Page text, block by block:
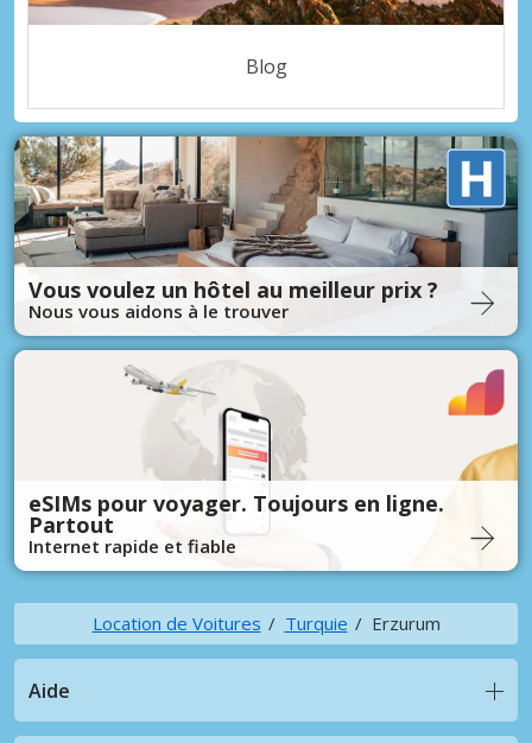
Blog
Vous voulez un hôtel au meilleur prix ?
Nous vous aidons à le trouver
eSIMs pour voyager. Toujours en ligne.
Partout
Internet rapide et fiable
Location de Voitures Turquie Erzurum
Aide